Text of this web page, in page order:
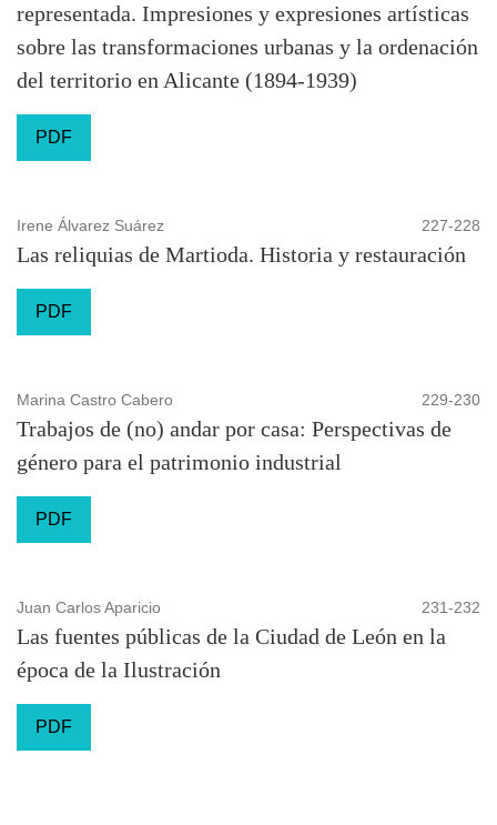
representada. Impresiones y expresiones artísticas
sobre las transformaciones urbanas y la ordenación
del territorio en Alicante (1894-1939)
PDF
Irene Álvarez Suárez 227-228
Las reliquias de Martioda. Historia y restauración
PDF
Marina Castro Cabero 229-230
Trabajos de (no) andar por casa: Perspectivas de
género para el patrimonio industrial
PDF
Juan Carlos Aparicio 231-232
Las fuentes públicas de la Ciudad de León en la
época de la Ilustración
PDF